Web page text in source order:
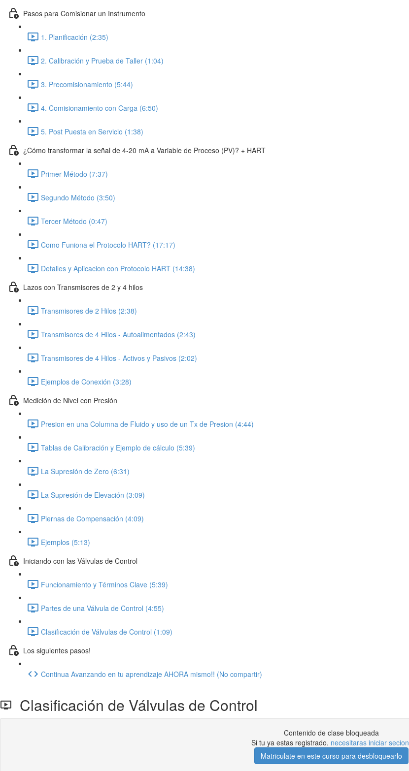
Pasos para Comisionar un Instrumento
1. Planificación (2:35)
2. Calibración y Prueba de Taller (1:04)
3. Precomisionamiento (5:44)
4. Comisionamiento con Carga (6:50)
5. Post Puesta en Servicio (1:38)
¿Cómo transformar la señal de 4-20 mA a Variable de Proceso (PV)? + HART
Primer Método (7:37)
Segundo Método (3:50)
Tercer Método (0:47)
Como Funiona el Protocolo HART? (17:17)
Detalles y Aplicacion con Protocolo HART (14:38)
Lazos con Transmisores de 2 y 4 hilos
Transmisores de 2 Hilos (2:38)
Transmisores de 4 Hilos - Autoalimentados (2:43)
Transmisores de 4 Hilos - Activos y Pasivos (2:02)
Ejemplos de Conexión (3:28)
Medición de Nivel con Presión
Presion en una Columna de Fluido y uso de un Tx de Presion (4:44)
Tablas de Calibración y Ejemplo de cálculo (5:39)
La Supresión de Zero (6:31)
La Supresión de Elevación (3:09)
Piernas de Compensación (4:09)
Ejemplos (5:13)
Iniciando con las Válvulas de Control
Funcionamiento y Términos Clave (5:39)
Partes de una Válvula de Control (4:55)
Clasificación de Válvulas de Control (1:09)
Los siguientes pasos!
Continua Avanzando en tu aprendizaje AHORA mismo!! (No compartir)
Clasificación de Válvulas de Control
Contenido de clase bloqueada
Si tu ya estas registrado. necesitaras iniciar secion
Matriculate en este curso para desbloquearlo